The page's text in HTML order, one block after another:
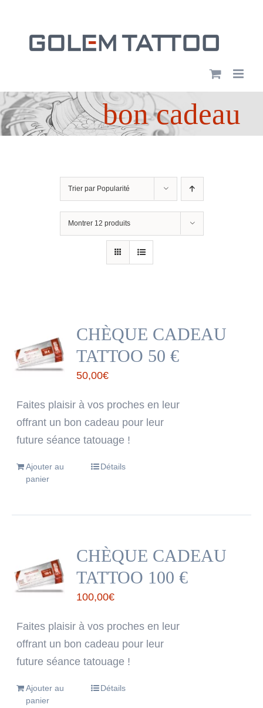
contenu
bon cadeau
Trier par Popularité
Montrer 12 produits
CHÈQUE CADEAU
TATTOO 50 €
50,00€
Faites plaisir à vos proches en leur
offrant un bon cadeau pour leur
future séance tatouage !
Ajouter au
panier
Détails
CHÈQUE CADEAU
TATTOO 100 €
100,00€
Faites plaisir à vos proches en leur
offrant un bon cadeau pour leur
future séance tatouage !
Ajouter au
panier
Détails